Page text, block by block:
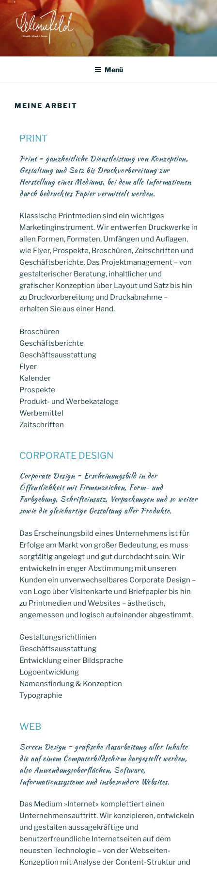
ANNETT SCHÖNEFELD –
GRAFIK DESIGN
Menü
MEINE ARBEIT
PRINT
Print = ganzheitliche Dienstleistung von Konzeption,
Gestaltung und Satz bis Druckvorbereitung zur
Herstellung eines Mediums, bei dem alle Informationen
durch bedrucktes Papier vermittelt werden.
Klassische Printmedien sind ein wichtiges
Marketinginstrument. Wir entwerfen Druckwerke in
allen Formen, Formaten, Umfängen und Auflagen,
wie Flyer, Prospekte, Broschüren, Zeitschriften und
Geschäftsberichte. Das Projektmanagement – von
gestalterischer Beratung, inhaltlicher und
grafischer Konzeption über Layout und Satz bis hin
zu Druckvorbereitung und Druckabnahme –
erhalten Sie aus einer Hand.
Broschüren
Geschäftsberichte
Geschäftsausstattung
Flyer
Kalender
Prospekte
Produkt- und Werbekataloge
Werbemittel
Zeitschriften
CORPORATE DESIGN
Corporate Design = Erscheinungsbild in der
Öffentlichkeit mit Firmenzeichen, Form- und
Farbgebung, Schrifteinsatz, Ver­packungen und so weiter
sowie die gleich­artige Gestaltung aller Produkte.
Das Erscheinungsbild eines Unternehmens ist für
Erfolge am Markt von großer Bedeutung, es muss
sorgfältig angelegt und gut durchdacht sein. Wir
entwickeln in enger Abstimmung mit unseren
Kunden ein unverwechselbares Corporate Design –
von Logo über Visitenkarte und Briefpapier bis hin
zu Printmedien und Websites – ästhetisch,
angemessen und logisch aufeinander abgestimmt.
Gestaltungsrichtlinien
Geschäftsausstattung
Entwicklung einer Bildsprache
Logoentwicklung
Namensfindung & Konzeption
Typographie
WEB
Screen Design = grafische Ausarbeitung aller Inhalte
die auf einem Computerbildschirm dargestellt werden,
also Anwendungsoberflächen, Software,
Informationssysteme und insbesondere Websites.
Das Medium »Internet« komplettiert einen
Unternehmensauftritt. Wir konzipieren, entwickeln
und gestalten aussagekräftige und
benutzerfreundliche Internetseiten auf dem
neuesten Technologie – von der Webseiten-
Konzeption mit Analyse der Content-Struktur und